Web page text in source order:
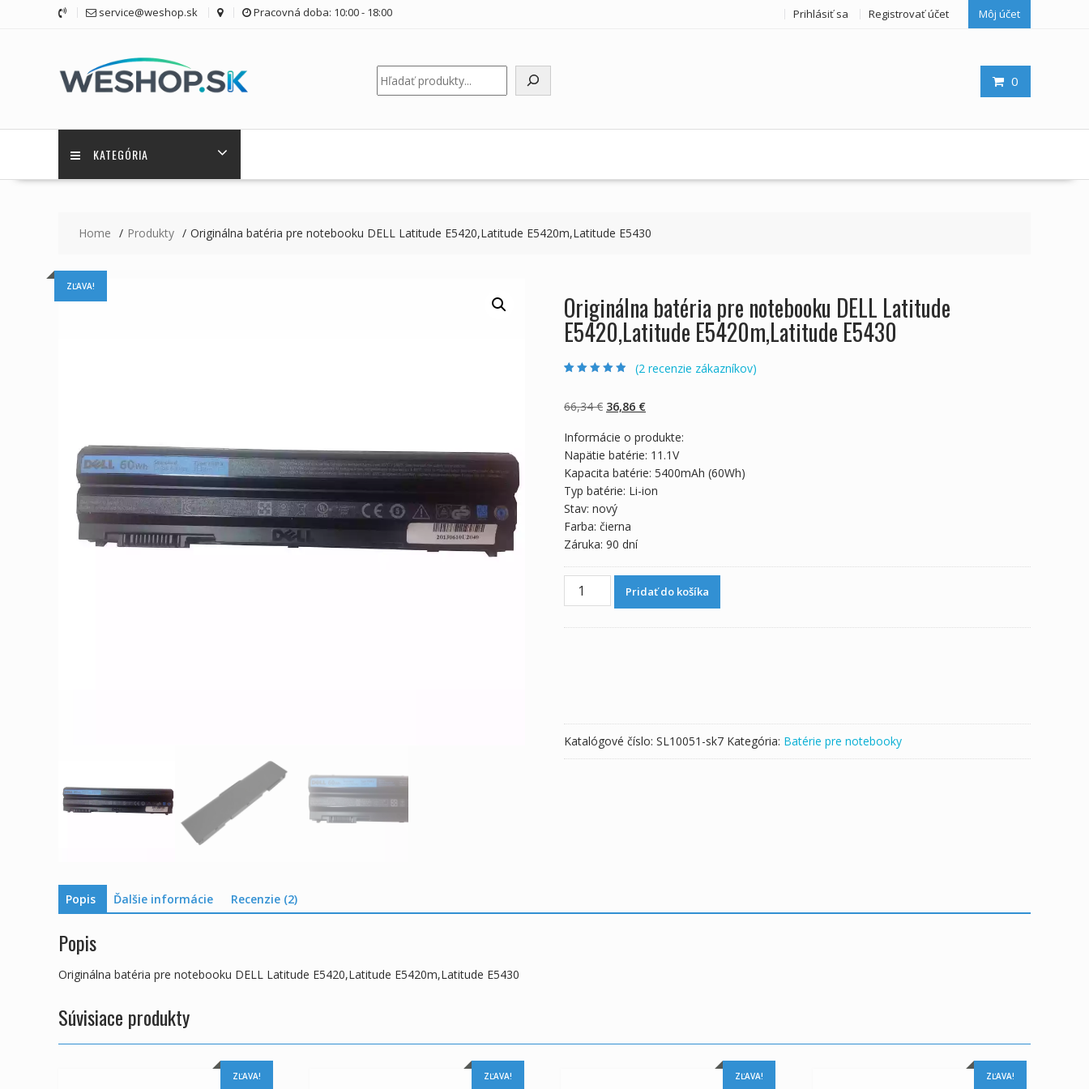
service@weshop.sk Pracovná doba: 10:00 - 18:00 Prihlásiť sa Registrovať účet Môj účet
0
Hľadať
KATEGÓRIA
Home Produkty Originálna batéria pre notebooku DELL Latitude E5420,Latitude E5420m,Latitude E5430
ZĽAVA!
Originálna batéria pre notebooku DELL Latitude
E5420,Latitude E5420m,Latitude E5430
základe
zákazníckych
(2 recenzie zákazníkov)
66,34€ Pôvodná
bola:
66,34 €.
36,86 €Aktuálna
je:
36,86 €.
Informácie o produkte:
Napätie batérie: 11.1V
Kapacita batérie: 5400mAh (60Wh)
Typ batérie: Li-ion
Stav: nový
Farba: čierna
Záruka: 90 dní
množstvo
Originálna
E5420m,Latitude
E5430
Pridať do košíka
Katalógové číslo: SL10051-sk7 Kategória: Batérie pre notebooky
Popis Ďalšie informácie Recenzie (2)
Popis
Originálna batéria pre notebooku DELL Latitude E5420,Latitude E5420m,Latitude E5430
Súvisiace produkty
ZĽAVA! ZĽAVA! ZĽAVA! ZĽAVA!